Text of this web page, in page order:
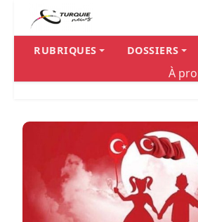
Panneau de gestion des cookies
RUBRIQUES DOSSIERS
À